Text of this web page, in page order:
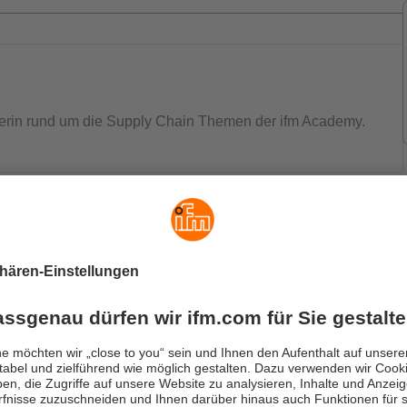
rund um die Supply Chain Themen der ifm Academy.
könnten Sie auch